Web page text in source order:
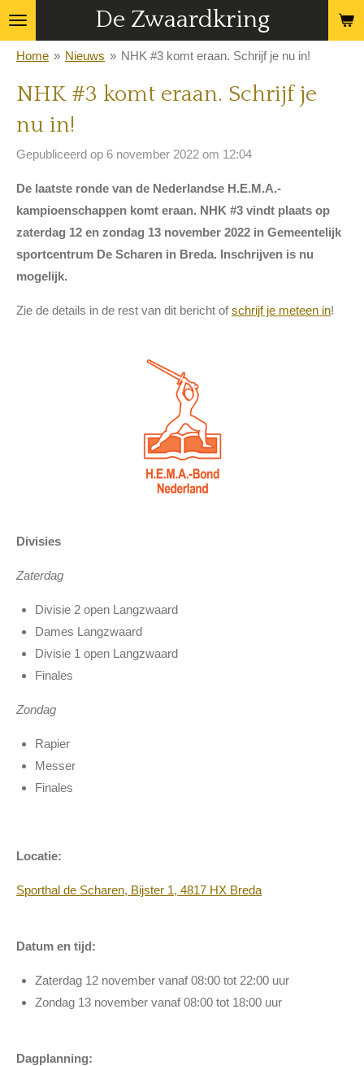
Ga
direct
naar
de
De Zwaardkring
Home » Nieuws » NHK #3 komt eraan. Schrijf je nu in!
NHK #3 komt eraan. Schrijf je
nu in!
Gepubliceerd op 6 november 2022 om 12:04
De laatste ronde van de Nederlandse H.E.M.A.-
kampioenschappen komt eraan. NHK #3 vindt plaats op
zaterdag 12 en zondag 13 november 2022 in Gemeentelijk
sportcentrum De Scharen in Breda. Inschrijven is nu
mogelijk.
Zie de details in de rest van dit bericht ofschrijf je meteen in!
Divisies
Zaterdag
Divisie 2 open Langzwaard
Dames Langzwaard
Divisie 1 open Langzwaard
Finales
Zondag
Rapier
Messer
Finales
Locatie:
Sporthal de Scharen, Bijster 1, 4817 HX Breda
Datum en tijd:
Zaterdag 12 november vanaf 08:00 tot 22:00 uur
Zondag 13 november vanaf 08:00 tot 18:00 uur
Dagplanning: